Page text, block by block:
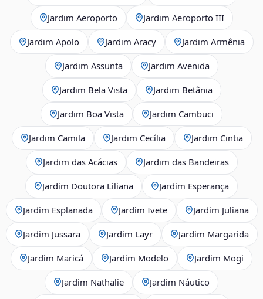
Jardim Aeroporto Jardim Aeroporto III
Jardim Apolo Jardim Aracy Jardim Armênia
Jardim Assunta Jardim Avenida
Jardim Bela Vista Jardim Betânia
Jardim Boa Vista Jardim Cambuci
Jardim Camila Jardim Cecília Jardim Cintia
Jardim das Acácias Jardim das Bandeiras
Jardim Doutora Liliana Jardim Esperança
Jardim Esplanada Jardim Ivete Jardim Juliana
Jardim Jussara Jardim Layr Jardim Margarida
Jardim Maricá Jardim Modelo Jardim Mogi
Jardim Nathalie Jardim Náutico